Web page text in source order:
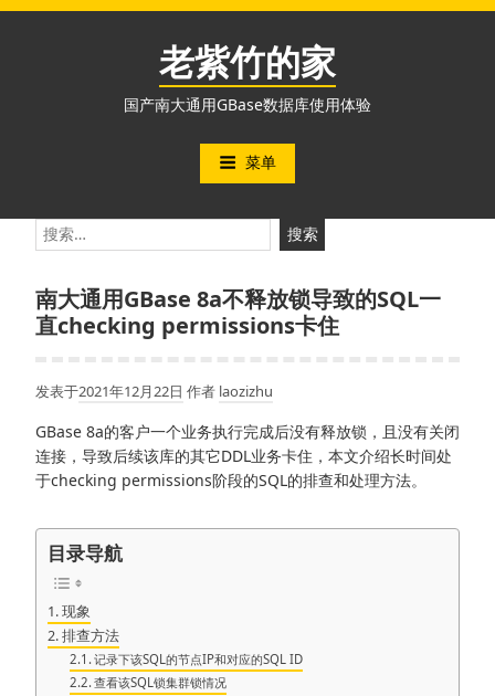
跳
老紫竹的家
国产南大通用GBase数据库使用体验
菜单
搜
索：
南大通用GBase 8a不释放锁导致的SQL一
直checking permissions卡住
发表于2021年12月22日 作者 laozizhu
GBase 8a的客户一个业务执行完成后没有释放锁，且没有关闭
连接，导致后续该库的其它DDL业务卡住，本文介绍长时间处
于checking permissions阶段的SQL的排查和处理方法。
目录导航
现象
排查方法
记录下该SQL的节点IP和对应的SQL ID
查看该SQL锁集群锁情况